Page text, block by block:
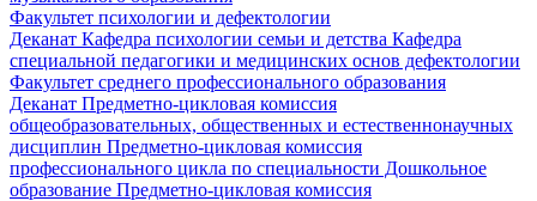
Факультет психологии и дефектологии
Деканат Кафедра психологии семьи и детства Кафедра
специальной педагогики и медицинских основ дефектологии
Факультет среднего профессионального образования
Деканат Предметно-цикловая комиссия
общеобразовательных, общественных и естественнонаучных
дисциплин Предметно-цикловая комиссия
профессионального цикла по специальности Дошкольное
образование Предметно-цикловая комиссия